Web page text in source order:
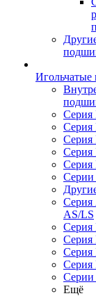
Серия
Серия
Серия
Серия
Серия
Серии
Серия
AS/LS
Серия
Серия
Серия
Ещё